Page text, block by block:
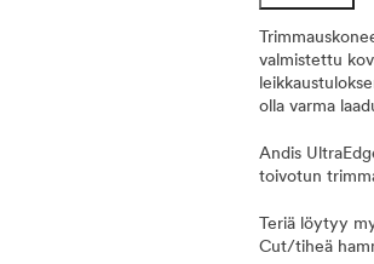
valmistettu
olla varma
Andis
toivotun
Teriä löytyy
Cut/tiheä